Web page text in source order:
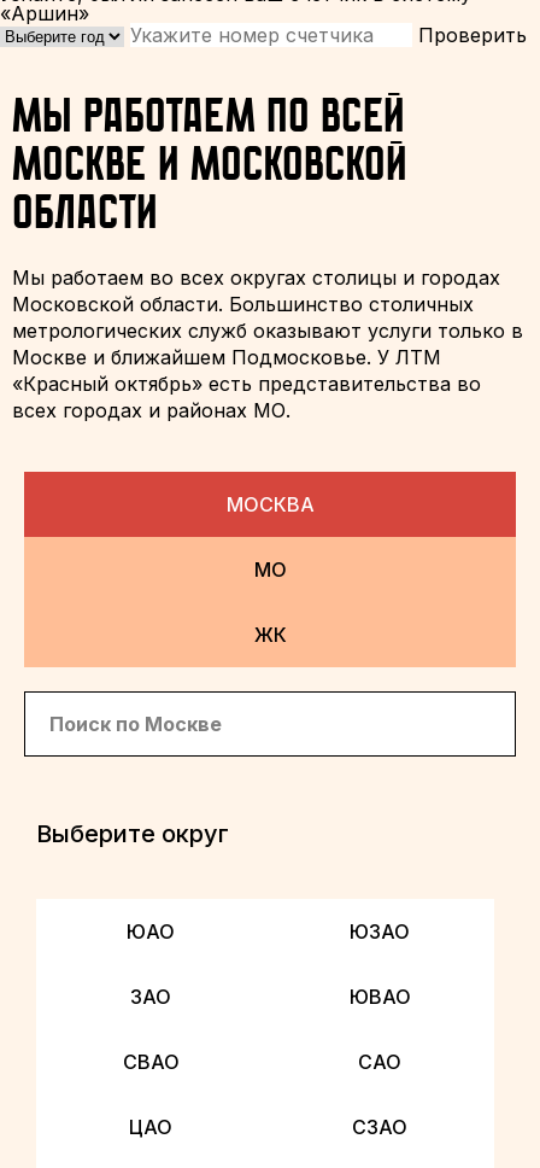
«Аршин»
Проверить
Мы работаем по всей
Москве и Московской
области
Мы работаем во всех округах столицы и городах
Московской области. Большинство столичных
метрологических служб оказывают услуги только в
Москве и ближайшем Подмосковье. У ЛТМ
«Красный октябрь» есть представительства во
всех городах и районах МО.
МОСКВА
МО
ЖК
Выберите округ
ЮАО ЮЗАО
ЗАО ЮВАО
СВАО САО
ЦАО СЗАО